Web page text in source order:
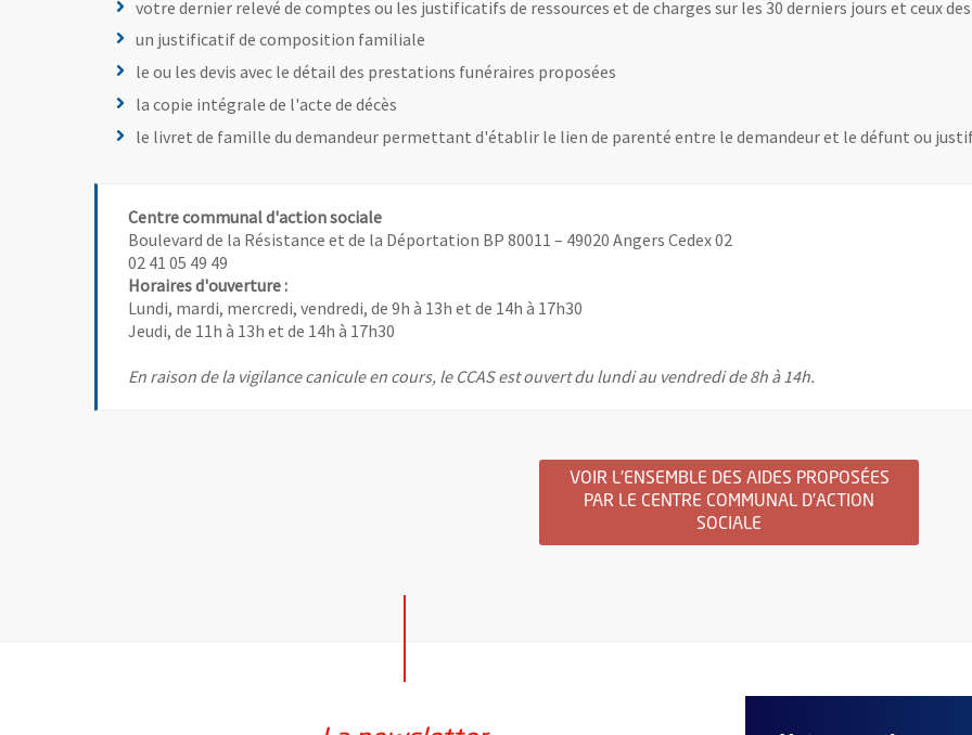
votre dernier relevé de comptes ou les justificatifs de ressources et de charges sur les 30 derniers jours et ceux
un justificatif de composition familiale
le ou les devis avec le détail des prestations funéraires proposées
la copie intégrale de l'acte de décès
le livret de famille du demandeur permettant d'établir le lien de parenté entre le demandeur et le défunt ou
Centre communal d'action sociale
Boulevard de la Résistance et de la Déportation BP 80011 – 49020 Angers Cedex 02
02 41 05 49 49
Horaires d'ouverture :
Lundi, mardi, mercredi, vendredi, de 9h à 13h et de 14h à 17h30
Jeudi, de 11h à 13h et de 14h à 17h30
En raison de la vigilance canicule en cours, le CCAS est ouvert du lundi au vendredi de 8h à 14h.
VOIR L'ENSEMBLE DES AIDES PROPOSÉES
PAR LE CENTRE COMMUNAL D'ACTION
SOCIALE